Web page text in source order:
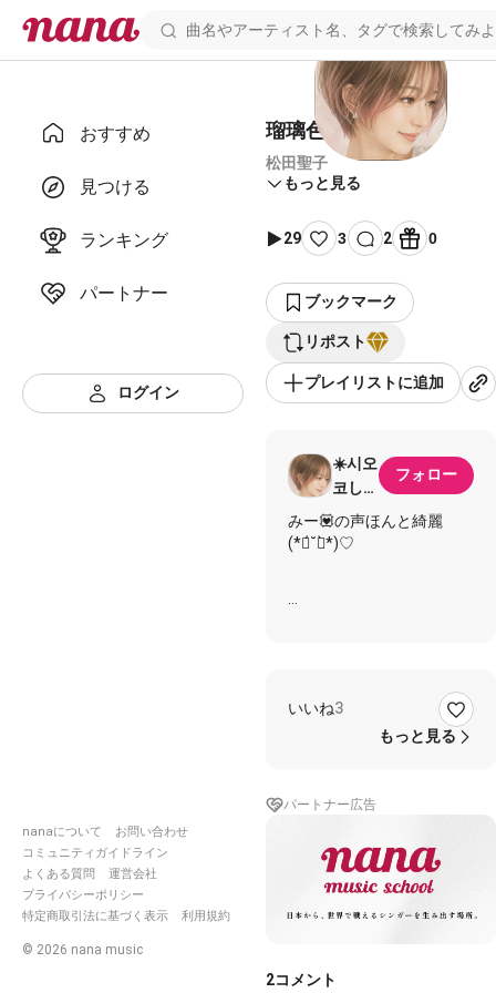
おすすめ
見つける
ランキング
パートナー
ログイン
nanaについて
お問い合わせ
コミュニティガイドライン
よくある質問
運営会社
プライバシーポリシー
特定商取引法に基づく表示
利用規約
© 2026 nana music
瑠璃色の地球🌏
松田聖子
もっと見る
29 3 2 0
ブックマーク
リポスト
プレイリストに追加
☀️시오
코しお
フォロー
みー💟の声ほんと綺麗
(*ฅ́˘ฅ̀*)♡
いいね3
もっと見る
パートナー広告
2コメント